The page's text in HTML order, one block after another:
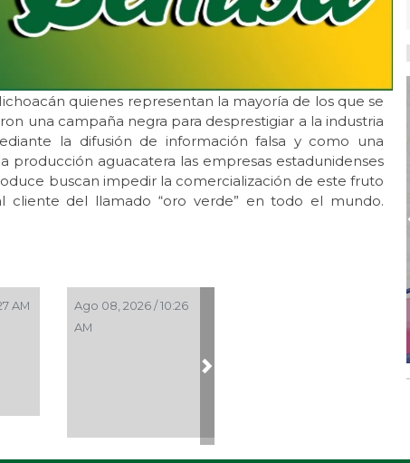
quienes representan la mayoría de los que se
una campaña negra para desprestigiar a la industria
la difusión de información falsa y como una
producción aguacatera las empresas estadunidenses
buscan impedir la comercialización de este fruto
cliente del llamado “oro verde” en todo el mundo.
AM
Ago 08, 2026 / 10:26
AM
Next